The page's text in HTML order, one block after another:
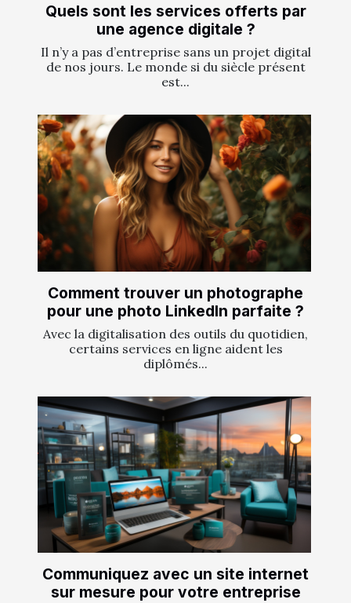
Quels sont les services offerts par
une agence digitale ?
Il n’y a pas d’entreprise sans un projet digital
de nos jours. Le monde si du siècle présent
est...
Comment trouver un photographe
pour une photo LinkedIn parfaite ?
Avec la digitalisation des outils du quotidien,
certains services en ligne aident les
diplômés...
Communiquez avec un site internet
sur mesure pour votre entreprise